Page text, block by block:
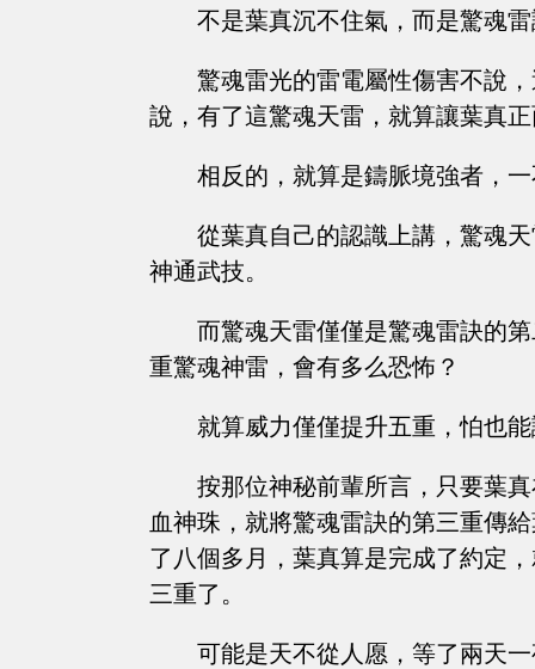
不是葉真沉不住氣，而是驚魂
驚魂雷光的雷電屬性傷害不說
說，有了這驚魂天雷，就算讓葉真
相反的，就算是鑄脈境強者，
從葉真自己的認識上講，驚魂
神通武技。
而驚魂天雷僅僅是驚魂雷訣的
重驚魂神雷，會有多么恐怖？
就算威力僅僅提升五重，怕也
按那位神秘前輩所言，只要葉
血神珠，就將驚魂雷訣的第三重傳
了八個多月，葉真算是完成了約定
三重了。
可能是天不從人愿，等了兩天